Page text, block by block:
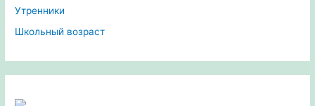
Утренники
Школьный возраст